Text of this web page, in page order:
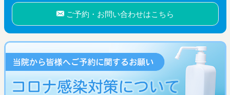
ご予約・お問い合わせはこちら